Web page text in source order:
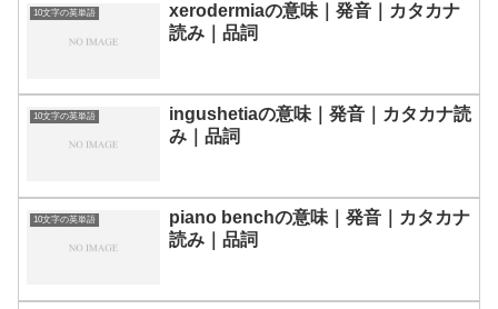
10文字の英単語
xerodermiaの意味｜発音｜カタカナ
読み｜品詞
10文字の英単語
ingushetiaの意味｜発音｜カタカナ読
み｜品詞
10文字の英単語
piano benchの意味｜発音｜カタカナ
読み｜品詞